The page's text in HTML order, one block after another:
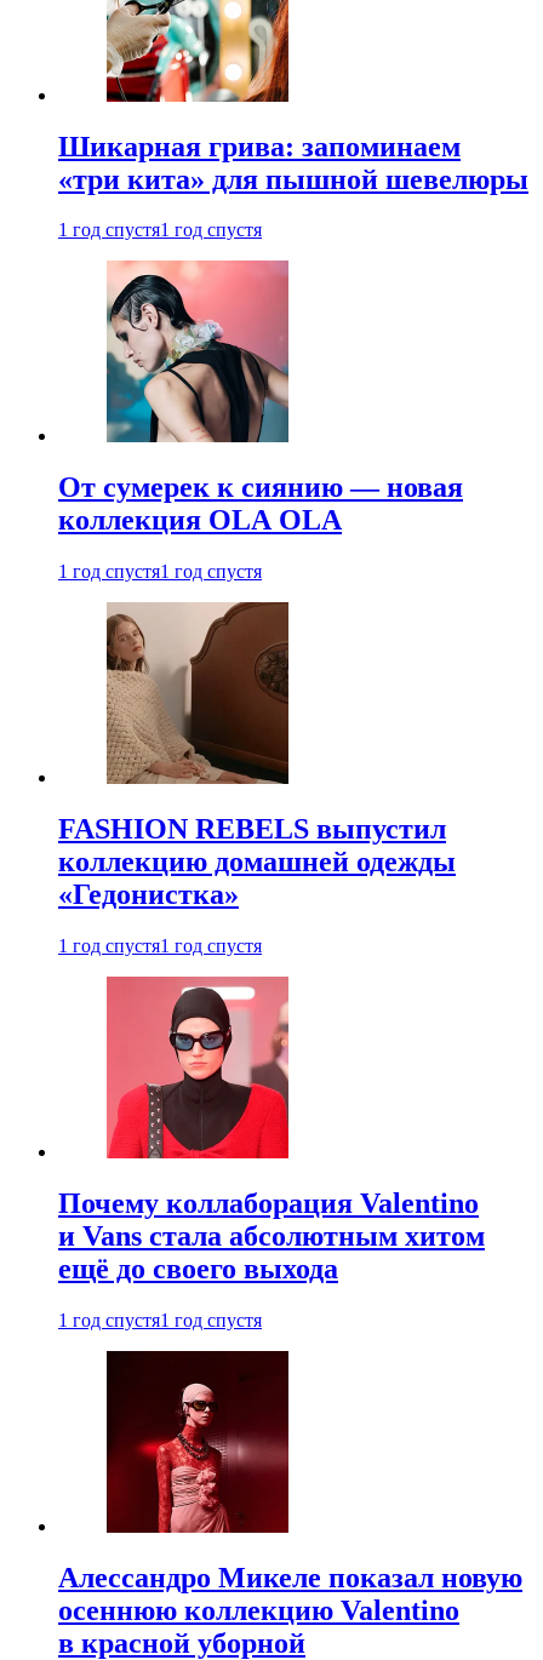
Шикарная грива: запоминаем
«три кита» для пышной шевелюры
1 год спустя1 год спустя
От сумерек к сиянию — новая
коллекция OLA OLA
1 год спустя1 год спустя
FASHION REBELS выпустил
коллекцию домашней одежды
«Гедонистка»
1 год спустя1 год спустя
Почему коллаборация Valentino
и Vans стала абсолютным хитом
ещё до своего выхода
1 год спустя1 год спустя
Алессандро Микеле показал новую
осеннюю коллекцию Valentino
в красной уборной